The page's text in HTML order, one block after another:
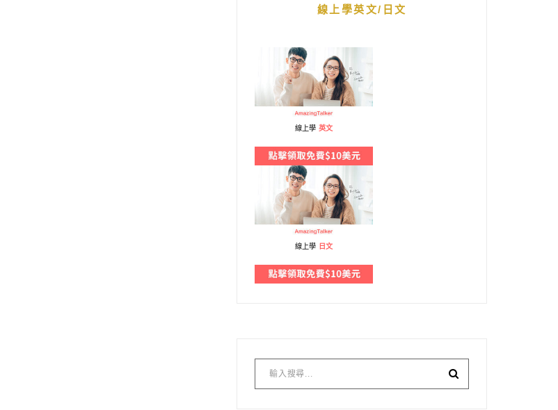
線上學英文/日文
線上學 英文
線上學 日文